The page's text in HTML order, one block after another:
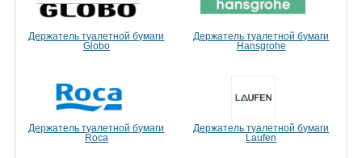
Держатель туалетной бумаги
Globo
Держатель туалетной бумаги
Hansgrohe
Держатель туалетной бумаги
Roca
Держатель туалетной бумаги
Laufen